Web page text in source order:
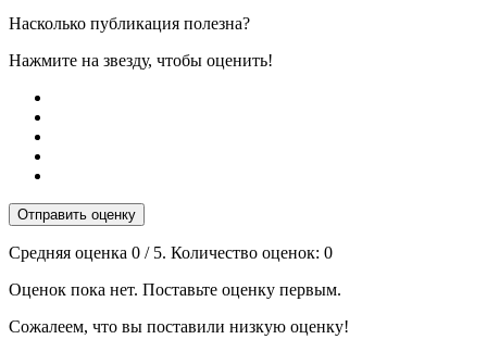
Насколько публикация полезна?
Нажмите на звезду, чтобы оценить!
Отправить оценку
Средняя оценка 0 / 5. Количество оценок: 0
Оценок пока нет. Поставьте оценку первым.
Сожалеем, что вы поставили низкую оценку!